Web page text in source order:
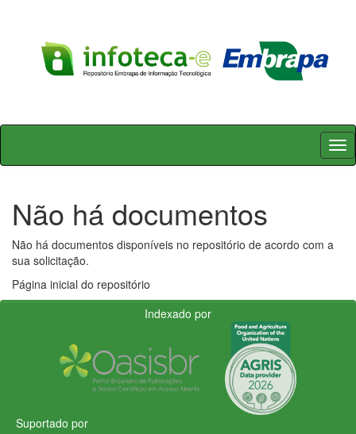
Skip
Não há documentos
Não há documentos disponíveis no repositório de acordo com a
sua solicitação.
Página inicial do repositório
Indexado por
Suportado por